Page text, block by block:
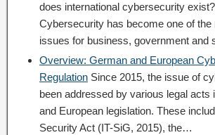
does international cybersecurity
Cybersecurity has become one of the
issues for business, government and
Overview: German and European
Regulation Since 2015, the issue of
been addressed by various legal acts
and European legislation. These
Security Act (IT-SiG, 2015), the…